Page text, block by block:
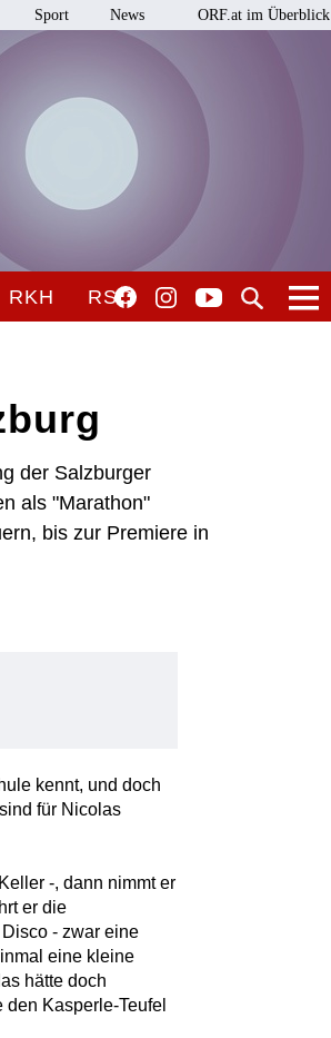
Sport News ORF.at im Überblick
RKH RSO
der Salzburger
als "Marathon"
bis zur Premiere in
kennt, und doch
für Nicolas
-, dann nimmt er
er die
- zwar eine
eine kleine
hätte doch
Kasperle-Teufel